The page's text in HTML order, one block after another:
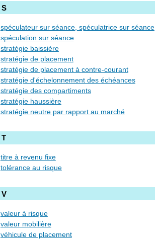
S
spéculateur sur séance, spéculatrice sur séance
spéculation sur séance
stratégie baissière
stratégie de placement
stratégie de placement à contre-courant
stratégie d'échelonnement des échéances
stratégie des compartiments
stratégie haussière
stratégie neutre par rapport au marché
T
titre à revenu fixe
tolérance au risque
V
valeur à risque
valeur mobilière
véhicule de placement